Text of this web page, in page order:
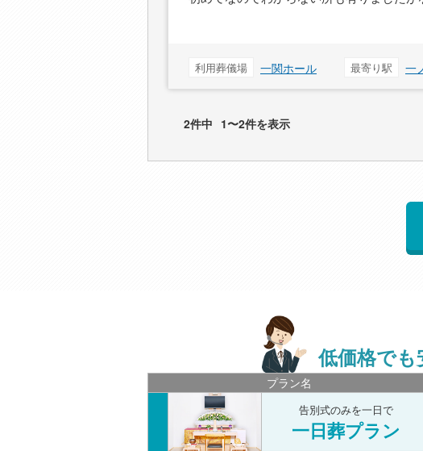
利用葬儀場 一関ホール 最寄り駅 一
2件中 1〜2件を表示
低価格でも
プラン名
告別式のみを一日で
一日葬プラン